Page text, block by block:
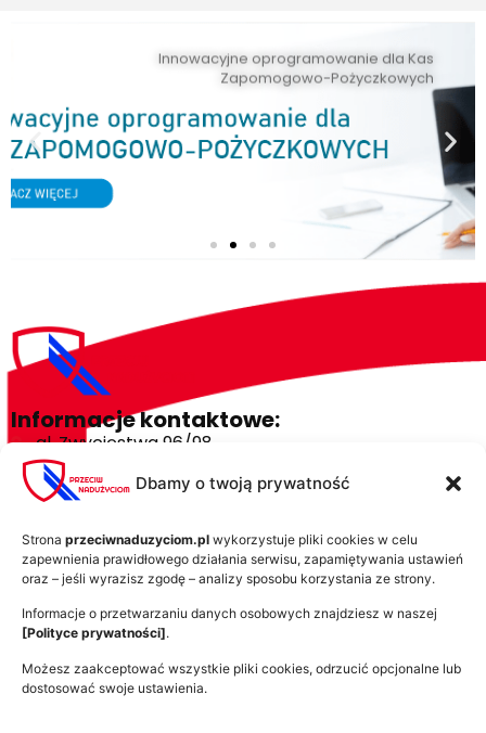
Dbamy o twoją prywatność
Strona przeciwnaduzyciom.pl wykorzystuje pliki cookies w celu
zapewnienia prawidłowego działania serwisu, zapamiętywania ustawień
oraz – jeśli wyrazisz zgodę – analizy sposobu korzystania ze strony.
Informacje o przetwarzaniu danych osobowych znajdziesz w naszej
[Polityce prywatności].
Możesz zaakceptować wszystkie pliki cookies, odrzucić opcjonalne lub
dostosować swoje ustawienia.
Zapomogowo-Pożyczkowych
Informacje kontaktowe:
al. Zwycięstwa 96/98
81-451 Gdynia
kontakt@przeciwnaduzyciom.pl
+48 58 732 85 85
Przeciw nadużyciom:
Bronimy lotosu na sali sądowej
Kto traci na fuzji lotosu z orlenem?
Orlen pożera inne koncerny
Czego nie wiecie o Orlenie?